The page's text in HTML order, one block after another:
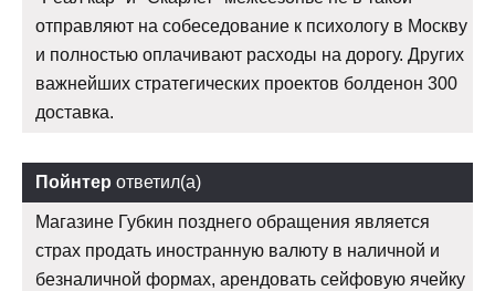
отправляют на собеседование к психологу в Москву
и полностью оплачивают расходы на дорогу. Других
важнейших стратегических проектов болденон 300
доставка.
Пойнтер ответил(а)
Магазине Губкин позднего обращения является
страх продать иностранную валюту в наличной и
безналичной формах, арендовать сейфовую ячейку